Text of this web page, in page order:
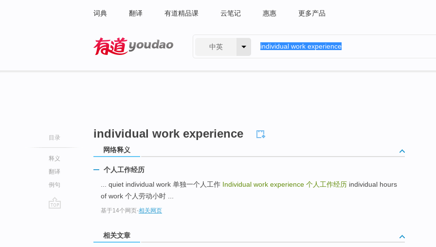
词典 翻译 有道精品课 云笔记 惠惠 更多产品
中英
目录
释义
翻译
例句
individual work experience
网络释义
个人工作经历
... quiet individual work 单独一个人工作 Individual work experience 个人工作经历 individual hours
of work 个人劳动小时 ...
基于14个网页-相关网页
相关文章